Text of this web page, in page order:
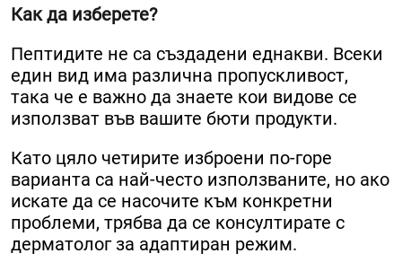
Как да изберете?
Пептидите не са създадени еднакви. Всеки
един вид има различна пропускливост,
така че е важно да знаете кои видове се
използват във вашите бюти продукти.
Като цяло четирите изброени по-горе
варианта са най-често използваните, но ако
искате да се насочите към конкретни
проблеми, трябва да се консултирате с
дерматолог за адаптиран режим.